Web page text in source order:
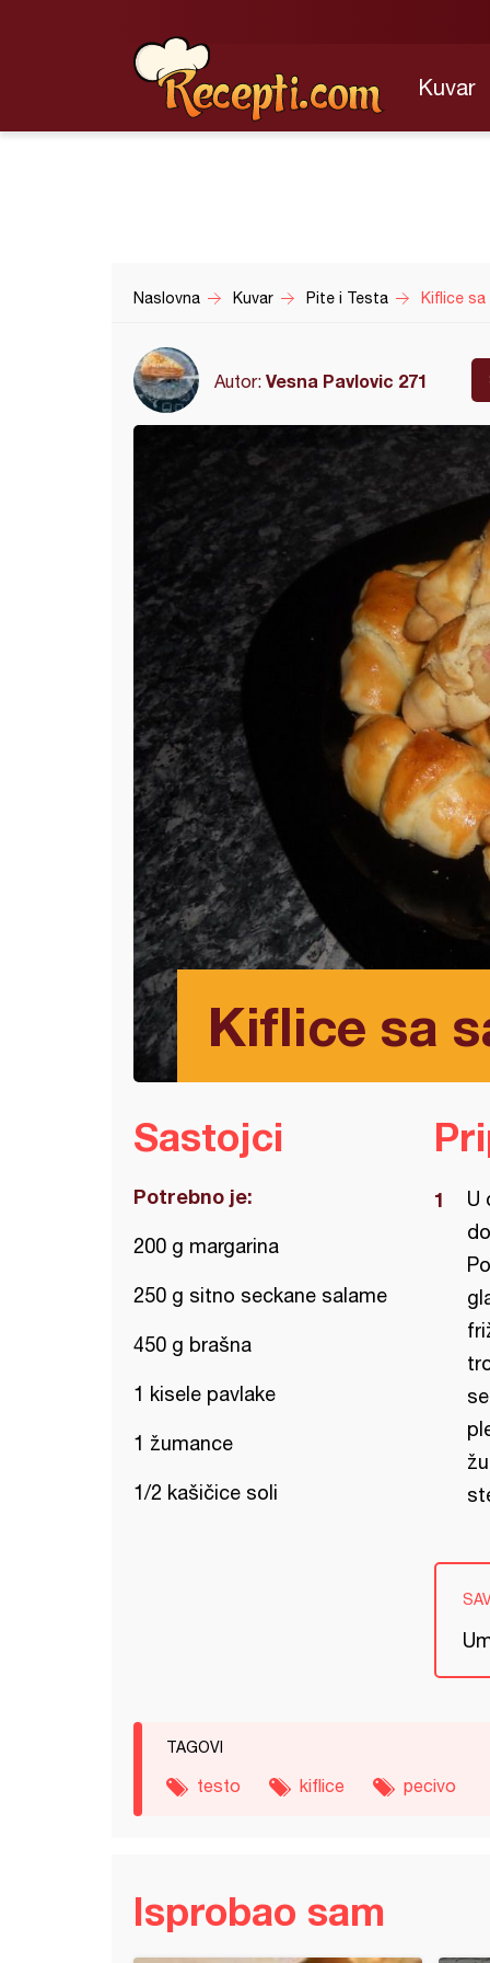
Kuvar
Naslovna Kuvar Pite i Testa Kiflice sa
Autor: Vesna Pavlovic 271
Kiflice sa
Sastojci
Potrebno je:
200 g margarina
250 g sitno seckane salame
450 g brašna
1 kisele pavlake
1 žumance
1/2 kašičice soli
U
TAGOVI
testo kiflice pecivo
Isprobao sam